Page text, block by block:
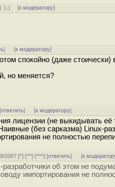
][↓] [к модератору]
] [к модератору]
спокойно (даже
но меняется?
ответить] [к модератору]
лицензии (не выкидывать
(без сарказма) Linux-
не полностью
2007 [^] [^^] [^^^] [ответить] [к
об этом не
импортирования не